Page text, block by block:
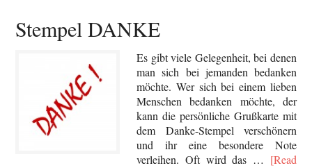
Stempel DANKE
Es gibt viele Gelegenheit, bei denen
man sich bei jemanden bedanken
möchte. Wer sich bei einem lieben
Menschen bedanken möchte, der
kann die persönliche Grußkarte mit
dem Danke-Stempel verschönern
und ihr eine besondere Note
verleihen. Oft wird das … [Read